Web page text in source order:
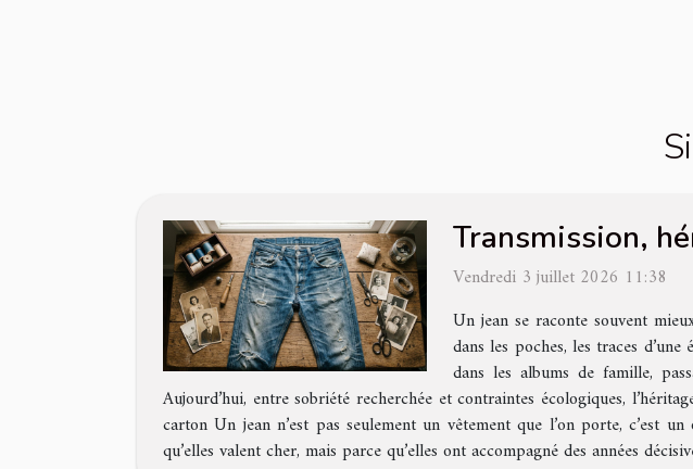
Transmission,
Vendredi 3 juillet 2026 11:38
Un jean se raconte souvent
dans les poches, les traces
dans les albums de famille,
Aujourd’hui, entre sobriété recherchée et contraintes écologiques,
carton Un jean n’est pas seulement un vêtement que l’on porte, c’est
qu’elles valent cher, mais parce qu’elles ont accompagné des années